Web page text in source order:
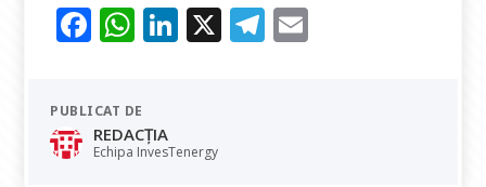
F
e
b
o
W
at
s
A
Li
dI
X T
PUBLICAT DE
REDACȚIA
Echipa InvesTenergy